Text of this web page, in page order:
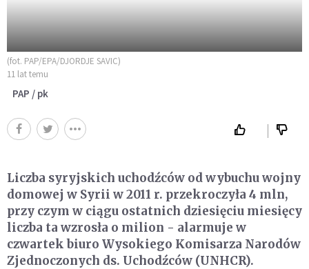
(fot. PAP/EPA/DJORDJE SAVIC)
11 lat temu
PAP / pk
Liczba syryjskich uchodźców od wybuchu wojny
domowej w Syrii w 2011 r. przekroczyła 4 mln,
przy czym w ciągu ostatnich dziesięciu miesięcy
liczba ta wzrosła o milion - alarmuje w
czwartek biuro Wysokiego Komisarza Narodów
Zjednoczonych ds. Uchodźców (UNHCR).